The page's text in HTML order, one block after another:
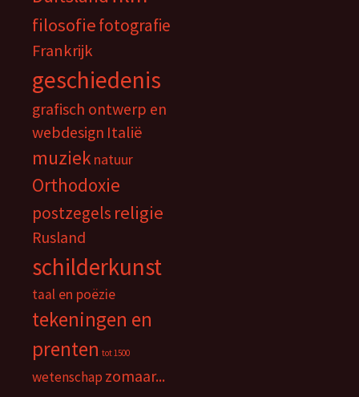
filosofiefotografie
Frankrijk
geschiedenis
grafisch ontwerp en
webdesign Italië
muzieknatuur
Orthodoxie
postzegels religie
Rusland
schilderkunst
taal en poëzie
tekeningen en
prenten tot 1500
wetenschap zomaar...